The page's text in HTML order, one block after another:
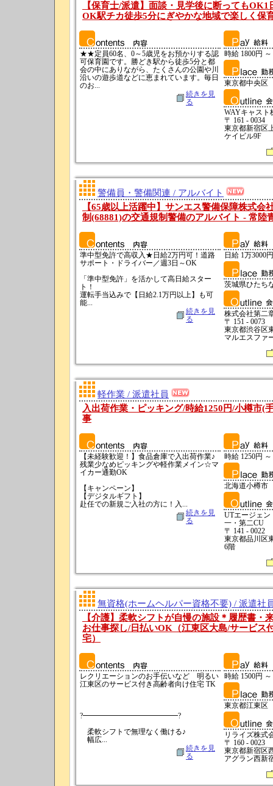
【保育士/派遣】面談・見学後に断っても
OK駅チカ徒歩5分にぎやかな地域で楽しく保
★★定員60名、0～5歳児をお預かりする認
可保育園です。勝どき駅から徒歩5分と都
会の中にありながら、たくさんの公園や川
沿いの遊歩道などに恵まれています。毎日
のお...
続きを見
る
時給 1800円 ～
東京都中央区
WAYキャスト
〒 161 - 0034
東京都新宿区
ケイビル9F
警備員・警備関連 / アルバイト
【65歳以上活躍中】サンエス警備保障株式会
制(68881)の交通規制警備のアルバイト - 常陸
準中型免許で高収入★日給2万円可！道路
サポート・ドライバー／週3日～OK
「準中型免許」を活かして高日給スター
ト！
運転手当込みで【日給2.1万円以上】も可
能...
続きを見
る
日給 1万3000
茨城県ひたち
株式会社第二
〒 151 - 0073
東京都渋谷区
マルエスファ
軽作業 / 派遣社員
入出荷作業・ピッキング/時給1250円/小樽市(
事
【未経験歓迎！】食品倉庫で入出荷作業♪
残業少なめピッキングや軽作業メイン☆マ
イカー通勤OK
【キャンペーン】
【デジタルギフト】
赴任での新規ご入社の方に！入...
続きを見
る
時給 1250円
北海道小樽市
UTエージェ
一・第二CU
〒 141 - 0022
東京都品川区
6階
無資格(ホームヘルパー資格不要) / 派遣社
【介護】柔軟シフトが自慢の施設＊履歴書・
お仕事探し/日払いOK（江東区大島/サービス
宅）
レクリエーションのお手伝いなど 明るい
江東区のサービス付き高齢者向け住宅 TK
?━━━━━━━━━━━━━?
柔軟シフトで無理なく働ける♪
幅広...
続きを見
る
時給 1500円 ～
東京都江東区
リライズ株式
〒 160 - 0023
東京都新宿区
アグラン西新